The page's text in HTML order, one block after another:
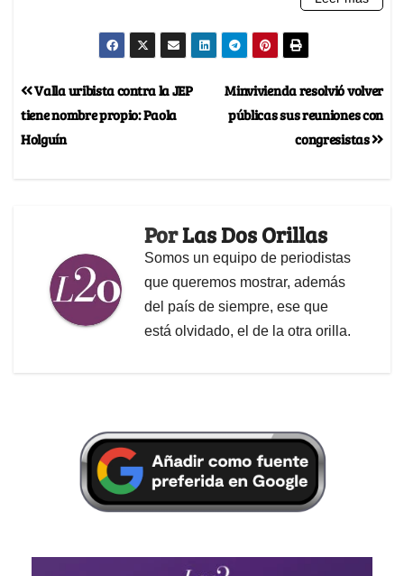
Minvivienda resolvió volver
públicas sus reuniones con
congresistas
Valla uribista contra la JEP
tiene nombre propio: Paola
Holguín
PorLas Dos Orillas
Somos un equipo de periodistas
que queremos mostrar, además
del país de siempre, ese que
está olvidado, el de la otra orilla.